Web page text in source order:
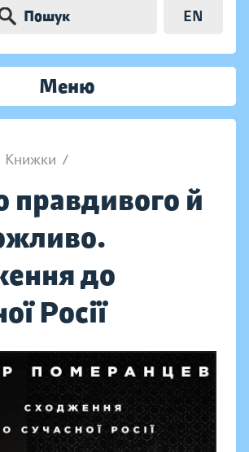
Пошук EN
Меню
Книжки /
правдивого й
до
Росії